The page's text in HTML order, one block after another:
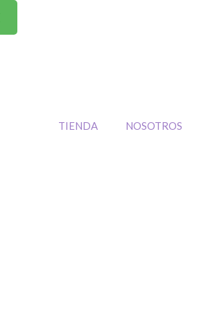
TIENDA NOSOTROS